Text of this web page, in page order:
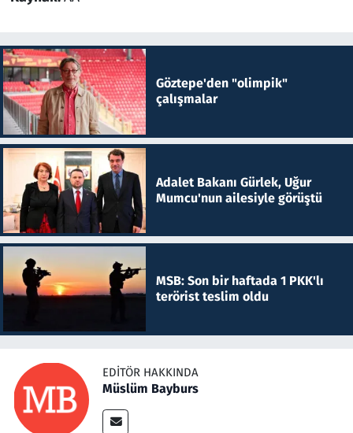
Göztepe'den "olimpik"
çalışmalar
Adalet Bakanı Gürlek, Uğur
Mumcu'nun ailesiyle görüştü
MSB: Son bir haftada 1 PKK'lı
terörist teslim oldu
EDITÖR HAKKINDA
Müslüm Bayburs